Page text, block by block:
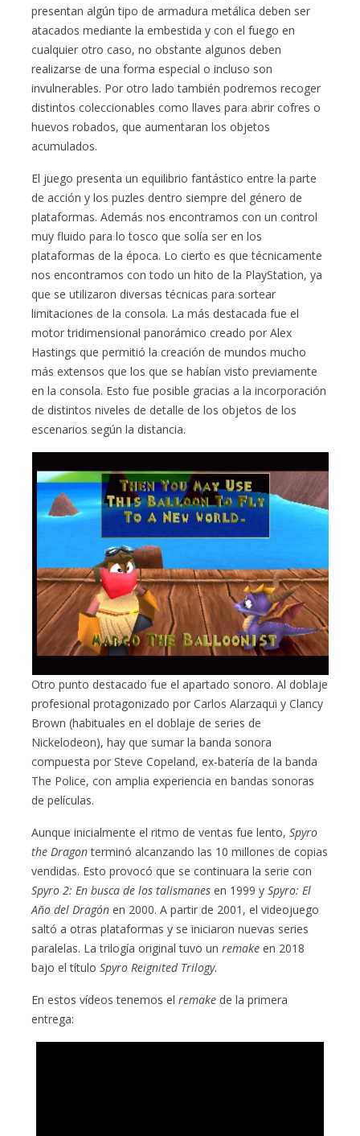
presentan algún tipo de armadura metálica deben ser
atacados mediante la embestida y con el fuego en
cualquier otro caso, no obstante algunos deben
realizarse de una forma especial o incluso son
invulnerables. Por otro lado también podremos recoger
distintos coleccionables como llaves para abrir cofres o
huevos robados, que aumentaran los objetos
acumulados.
El juego presenta un equilibrio fantástico entre la parte
de acción y los puzles dentro siempre del género de
plataformas. Además nos encontramos con un control
muy fluido para lo tosco que solía ser en los
plataformas de la época. Lo cierto es que técnicamente
nos encontramos con todo un hito de la PlayStation, ya
que se utilizaron diversas técnicas para sortear
limitaciones de la consola. La más destacada fue el
motor tridimensional panorámico creado por Alex
Hastings que permitió la creación de mundos mucho
más extensos que los que se habían visto previamente
en la consola. Esto fue posible gracias a la incorporación
de distintos niveles de detalle de los objetos de los
escenarios según la distancia.
Otro punto destacado fue el apartado sonoro. Al doblaje
profesional protagonizado por Carlos Alarzaqui y Clancy
Brown (habituales en el doblaje de series de
Nickelodeon), hay que sumar la banda sonora
compuesta por Steve Copeland, ex-batería de la banda
The Police, con amplia experiencia en bandas sonoras
de películas.
Aunque inicialmente el ritmo de ventas fue lento,Spyro
the Dragonterminó alcanzando las 10 millones de copias
vendidas. Esto provocó que se continuara la serie con
Spyro 2: En busca de los talismanes en 1999 ySpyro: El
Año del Dragón en 2000. A partir de 2001, el videojuego
saltó a otras plataformas y se iniciaron nuevas series
paralelas. La trilogía original tuvo unremake en 2018
bajo el títuloSpyro Reignited Trilogy.
En estos vídeos tenemos elremake de la primera
entrega: